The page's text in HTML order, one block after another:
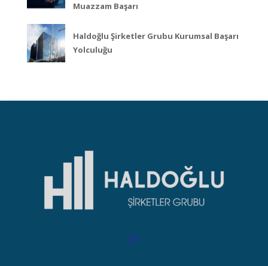
Muazzam Başarı
Haldoğlu Şirketler Grubu Kurumsal Başarı
Yolculuğu